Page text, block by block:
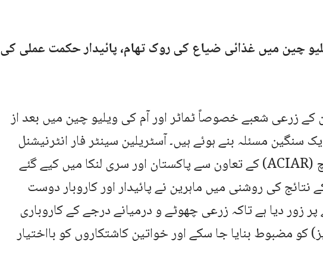
چین میں غذائی ضیاع کی روک تھام، پائیدار حکمت عملی کی
کے زرعی شعبے خصوصاً ٹماٹر اور آم کی ویلیو چین میں بعد از
سنگین مسئلہ بنے ہوئے ہیں۔ آسٹریلین سینٹر فار انٹرنیشنل
ایگریکلچرل ریسرچ (ACIAR) کے تعاون سے پاکستان اور سری لنکا میں کیے گئے
کی روشنی میں ماہرین نے پائیدار اور کاروبار دوست
زور دیا ہے تاکہ زرعی چھوٹے و درمیانے درجے کے کاروباری
کو مضبوط بنایا جا سکے اور خواتین کاشتکاروں کو بااختیار